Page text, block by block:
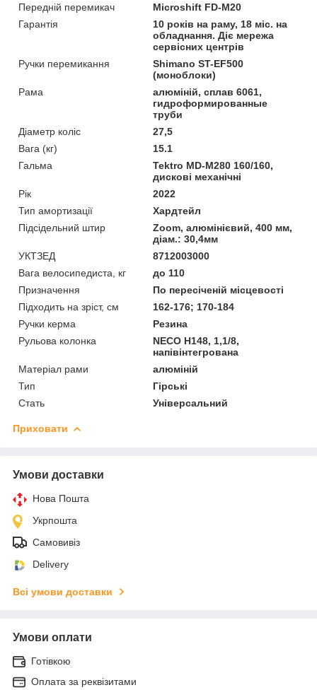
Передній перемикач
Microshift FD-M20
Гарантія
10 років на раму, 18 міс. на
обладнання. Діє мережа
сервісних центрів
Ручки перемикання
Shimano ST-EF500
(моноблоки)
Рама
алюміній, сплав 6061,
гидроформированные
труби
Діаметр коліс
27,5
Вага (кг)
15.1
Гальма
Tektro MD-M280 160/160,
дискові механічні
Рік
2022
Тип амортизації
Хардтейл
Підсідельний штир
Zoom, алюмінієвий, 400 мм,
діам.: 30,4мм
УКТЗЕД
8712003000
Вага велосипедиста, кг
до 110
Призначення
По пересіченій місцевості
Підходить на зріст, см
162-176; 170-184
Ручки керма
Резина
Рульова колонка
NECO H148, 1,1/8,
напівінтегрована
Матеріал рами
алюміній
Тип
Гірські
Стать
Універсальний
Приховати
Умови доставки
Нова Пошта
Укрпошта
Самовивіз
Delivery
Всі умови доставки
Умови оплати
Готівкою
Оплата за реквізитами